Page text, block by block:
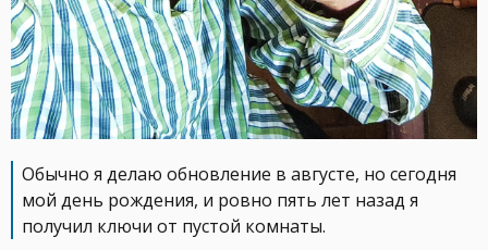
Обычно я делаю обновление в августе, но сегодня
мой день рождения, и ровно пять лет назад я
получил ключи от пустой комнаты.